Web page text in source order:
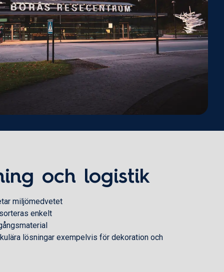
och logistik
miljömedvetet
enkelt
lösningar exempelvis för dekoration och